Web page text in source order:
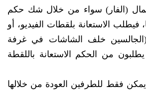
(الفار) سواء من خلال شك حكم
فيطلب الاستعانة بلقطات الفيديو، أو
(الجالسين خلف الشاشات في غرفة
من الحكم الاستعانة باللقطة
يمكن فقط للطرفين العودة من خلالها